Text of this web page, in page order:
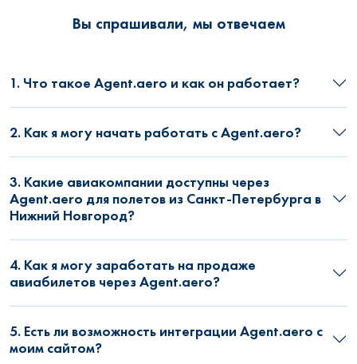
Вы спрашивали, мы отвечаем
1. Что такое Agent.aero и как он работает?
2. Как я могу начать работать с Agent.aero?
3. Какие авиакомпании доступны через
Agent.aero для полетов из Санкт-Петербурга в
Нижний Новгород?
4. Как я могу заработать на продаже
авиабилетов через Agent.aero?
5. Есть ли возможность интеграции Agent.aero с
моим сайтом?